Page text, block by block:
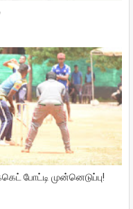
போட்டி முன்னெடுப்பு!